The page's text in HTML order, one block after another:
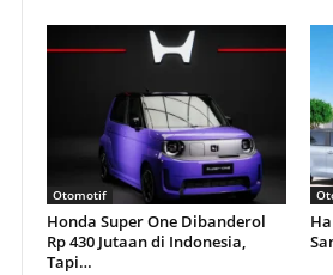
Otomotif
Honda Super One Dibanderol
Rp 430 Jutaan di Indonesia,
Tapi…